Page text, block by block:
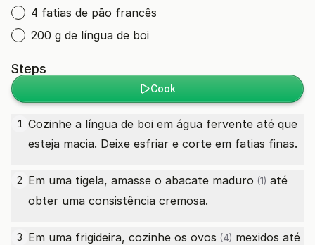
4 fatias de pão francês
200 g de língua de boi
Steps
Cook
1 Cozinhe a língua de boi em água fervente até que
esteja macia. Deixe esfriar e corte em fatias finas.
2 Em uma tigela, amasse o abacate maduro (1) até
obter uma consistência cremosa.
3 Em uma frigideira, cozinhe os ovos (4) mexidos até